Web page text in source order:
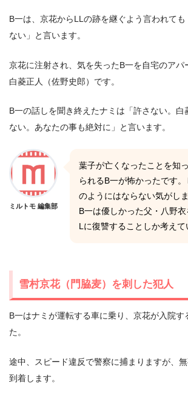
B一は、京花からLLの跡を継ぐよう言われて
ない」と言います。
京花に注射され、気を失ったB一を自宅のアパ
白菱正人（佐野史郎）です。
B一の話しを聞き終えたナミは「許さない。白
ない。あなたの事も絶対に」と言います。
ミルトモ 編集部
葉子が亡くなったことを知
られるB一が怖かったです。
のようにはならない気がし
B一は優しかった父・八野衣
Lに復讐することしか考えて
雪村京花（門脇麦）を刺した犯人
B一はナミが運転する車に乗り、京花が入院す
た。
途中、スピード違反で警察に捕まりますが、
到着します。